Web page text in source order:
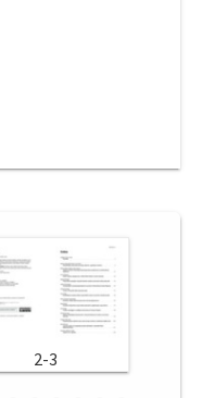
2-3